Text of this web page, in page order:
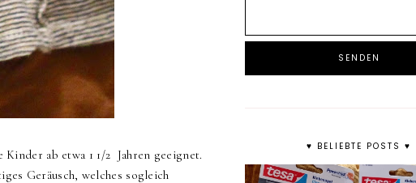
ab etwa 1 1/2 Jahren geeignet.
Geräusch, welches sogleich
♥ BELIEBTE POSTS ♥